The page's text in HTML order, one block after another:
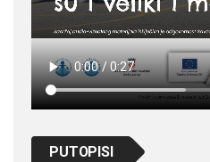
PUTOPISI